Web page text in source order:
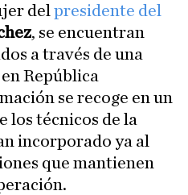
del presidente del
, se encuentran
a través de una
República
se recoge en un
los técnicos de la
incorporado ya al
que mantienen